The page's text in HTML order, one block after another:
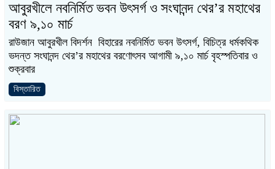
আবুরখীলে নবনির্মিত ভবন উৎসর্গ ও সংঘানন্দ থের’র মহাথের
বরণ ৯,১০ মার্চ
রাউজান আবুরখীল বিদর্শন বিহারের নবনির্মিত ভবন উৎসর্গ, বিচিত্র ধর্মকথিক
ভদন্ত সংঘানন্দ থের’র মহাথের বরণোৎসব আগামী ৯,১০ মার্চ বৃহস্পতিবার ও
শুক্রবার
বিস্তারিত